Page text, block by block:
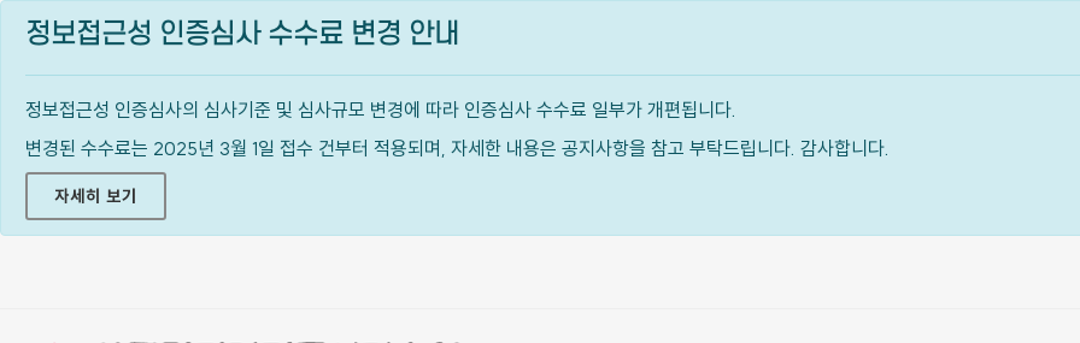
정보접근성 인증심사 수수료 변경 안내
정보접근성 인증심사의 심사기준 및 심사규모 변경에 따라 인증심사 수수료 일부가 개편됩니다.
변경된 수수료는 2025년 3월 1일 접수 건부터 적용되며, 자세한 내용은 공지사항을 참고 부탁드립니다. 감사합니다.
자세히 보기